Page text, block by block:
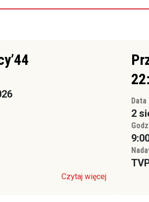
Czytaj więcej
2